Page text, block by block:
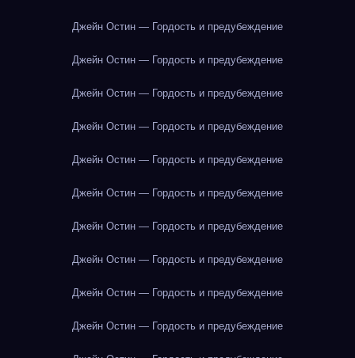
Джейн Остин — Гордость и предубеждение
Джейн Остин — Гордость и предубеждение
Джейн Остин — Гордость и предубеждение
Джейн Остин — Гордость и предубеждение
Джейн Остин — Гордость и предубеждение
Джейн Остин — Гордость и предубеждение
Джейн Остин — Гордость и предубеждение
Джейн Остин — Гордость и предубеждение
Джейн Остин — Гордость и предубеждение
Джейн Остин — Гордость и предубеждение